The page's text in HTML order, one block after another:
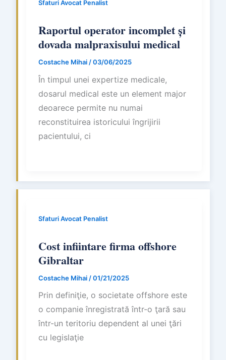
Sfaturi Avocat Penalist
Raportul operator incomplet și
dovada malpraxisului medical
Costache Mihai /03/06/2025
În timpul unei expertize medicale,
dosarul medical este un element major
deoarece permite nu numai
reconstituirea istoricului îngrijirii
pacientului, ci
Sfaturi Avocat Penalist
Cost infiintare firma offshore
Gibraltar
Costache Mihai /01/21/2025
Prin definiţie, o societate offshore este
o companie înregistrată într-o ţară sau
într-un teritoriu dependent al unei ţări
cu legislaţie